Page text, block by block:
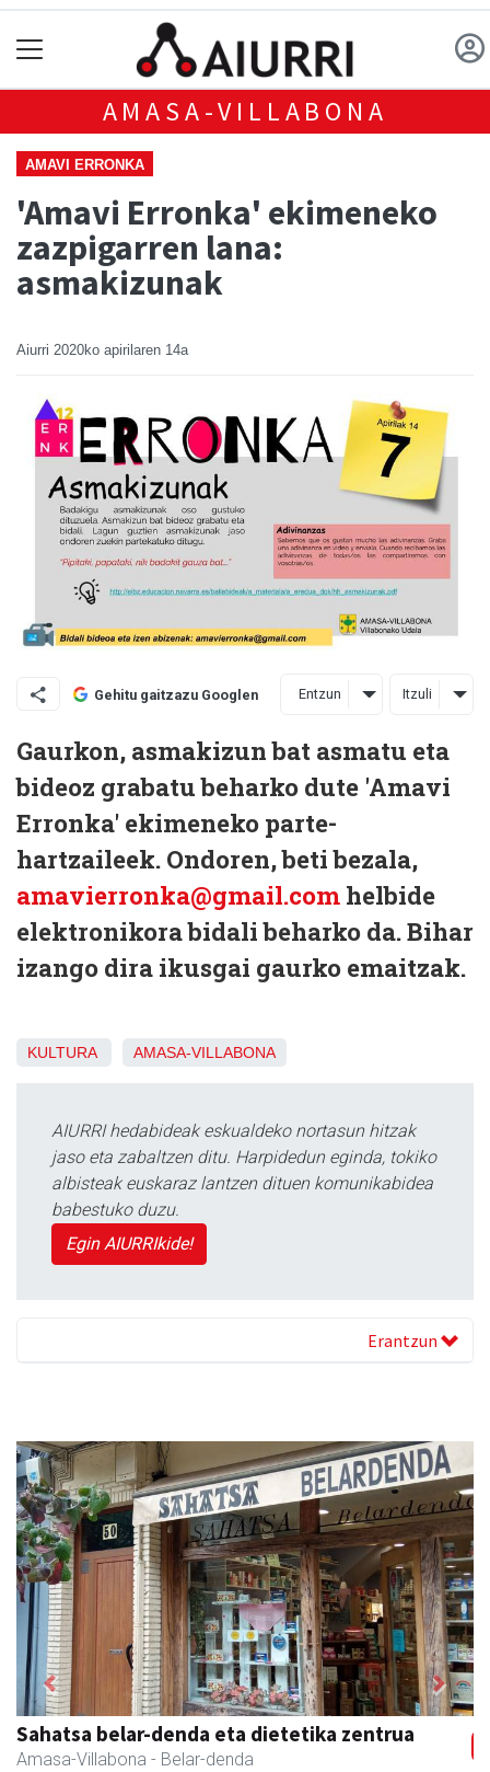
AMASA-VILLABONA
AMAVI ERRONKA
'Amavi Erronka' ekimeneko
zazpigarren lana:
asmakizunak
Aiurri 2020ko apirilaren 14a
Gehitu gaitzazu Googlen Entzun Itzuli
Gaurkon, asmakizun bat asmatu eta
bideoz grabatu beharko dute 'Amavi
Erronka' ekimeneko parte-
hartzaileek. Ondoren, beti bezala,
amavierronka@gmail.com helbide
elektronikora bidali beharko da. Bihar
izango dira ikusgai gaurko emaitzak.
KULTURA AMASA-VILLABONA
AIURRI hedabideak eskualdeko nortasun hitzak
jaso eta zabaltzen ditu. Harpidedun eginda, tokiko
albisteak euskaraz lantzen dituen komunikabidea
babestuko duzu.
Egin AIURRIkide!
Erantzun
Erniobea BHI
Amasa-Villabona - Hezkuntza
Previous Next